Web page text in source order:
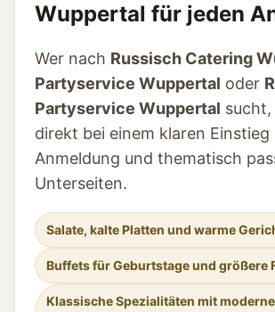
Wuppertal für jeden
Wer nach Russisch Catering
Partyservice Wuppertal oder
Partyservice Wuppertal
direkt bei einem klaren Einstieg
Anmeldung und thematisch
Unterseiten.
Salate, kalte Platten und warme
Buffets für Geburtstage und größere
Klassische Spezialitäten mit